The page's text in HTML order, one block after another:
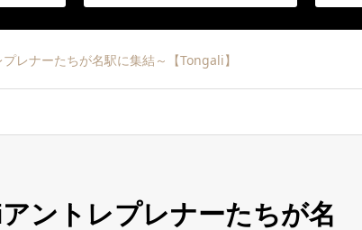
レナーたちが名駅に集結～【Tongali】
ントレプレナーたちが名